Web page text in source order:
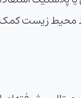
محیط زیست